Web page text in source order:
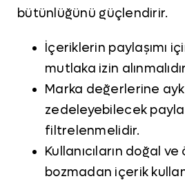
bütünlüğünü güçlendirir.
İçeriklerin paylaşımı
mutlaka izin
Marka değerlerine
zedeleyebilecek
filtrelenmelidir.
Kullanıcıların doğal
bozmadan içerik